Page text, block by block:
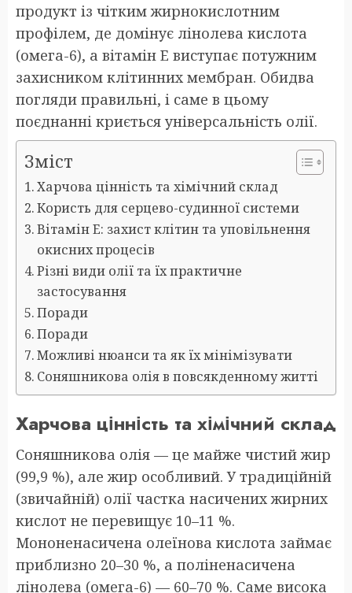
продукт із чітким жирнокислотним
профілем, де домінує лінолева кислота
(омега-6), а вітамін E виступає потужним
захисником клітинних мембран. Обидва
погляди правильні, і саме в цьому
поєднанні криється універсальність олії.
Зміст
Харчова цінність та хімічний склад
Користь для серцево-судинної системи
Вітамін E: захист клітин та уповільнення
окисних процесів
Різні види олії та їх практичне
застосування
Поради
Поради
Можливі нюанси та як їх мінімізувати
Соняшникова олія в повсякденному житті
Харчова цінність та хімічний склад
Соняшникова олія — це майже чистий жир
(99,9 %), але жир особливий. У традиційній
(звичайній) олії частка насичених жирних
кислот не перевищує 10–11 %.
Мононенасичена олеїнова кислота займає
приблизно 20–30 %, а поліненасичена
лінолева (омега-6) — 60–70 %. Саме висока